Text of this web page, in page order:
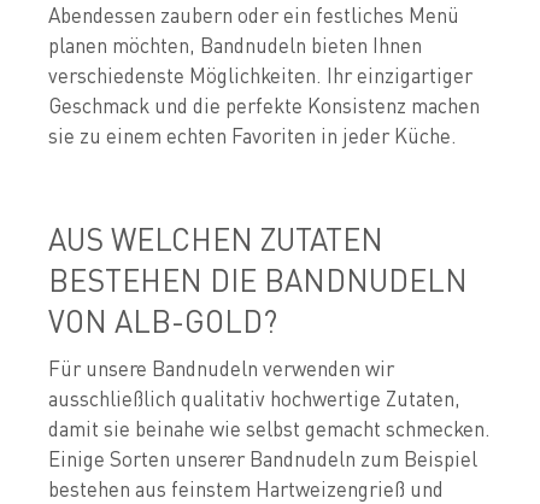
Abendessen zaubern oder ein festliches Menü
planen möchten, Bandnudeln bieten Ihnen
verschiedenste Möglichkeiten. Ihr einzigartiger
Geschmack und die perfekte Konsistenz machen
sie zu einem echten Favoriten in jeder Küche.
AUS WELCHEN ZUTATEN
BESTEHEN DIE BANDNUDELN
VON ALB-GOLD?
Für unsere Bandnudeln verwenden wir
ausschließlich qualitativ hochwertige Zutaten,
damit sie beinahe wie selbst gemacht schmecken.
Einige Sorten unserer Bandnudeln zum Beispiel
bestehen aus feinstem Hartweizengrieß und